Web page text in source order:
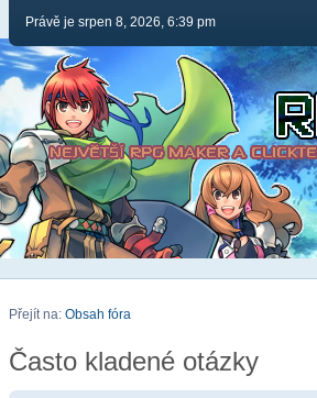
Právě je srpen 8, 2026, 6:39 pm
Přejít na: Obsah fóra
Často kladené otázky